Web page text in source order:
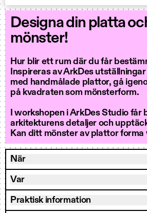
Designa din platta
mönster!
Hur blir ett rum där du får
Inspireras av ArkDes
med handmålade plattor, gå
på kvadraten som mönsterform.
I workshopen i ArkDes Studio
arkitekturens detaljer och
Kan ditt mönster av plattor forma
När
Var
Praktisk information